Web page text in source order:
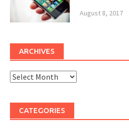
August 8, 2017
ARCHIVES
Archives
CATEGORIES